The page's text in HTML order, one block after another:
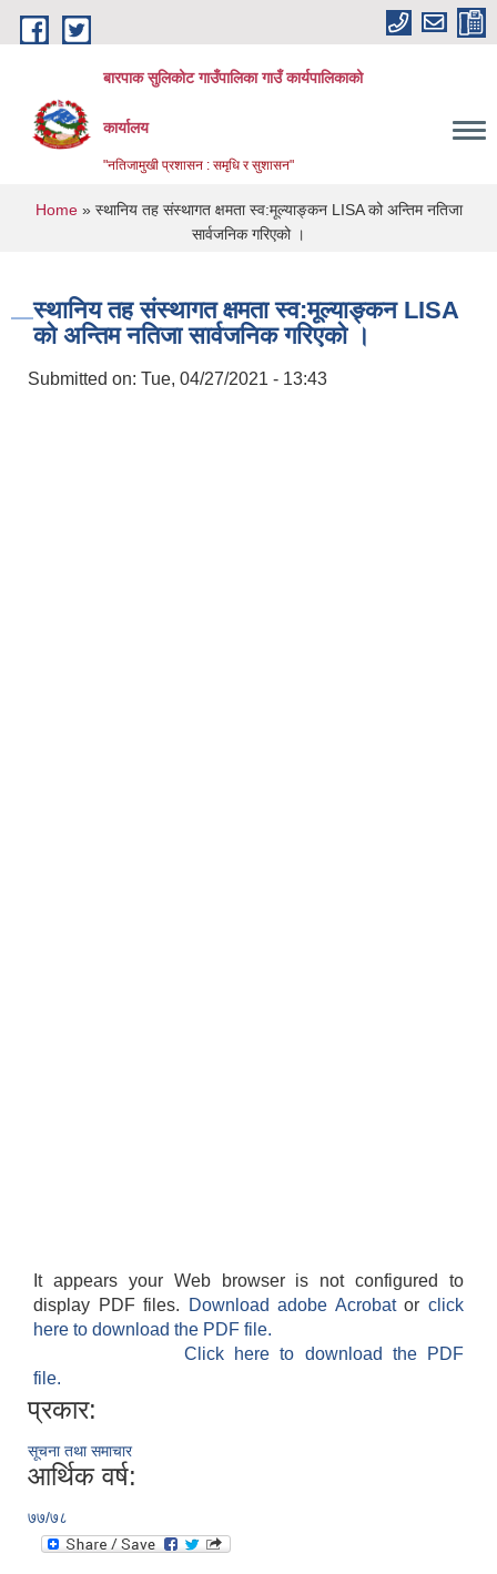
Skip to main content
बारपाक सुलिकोट गाउँपालिका गाउँ कार्यपालिकाको
कार्यालय
"नतिजामुखी प्रशासन : समृधि र सुशासन"
You are here
Home» स्थानिय तह संस्थागत क्षमता स्व:मूल्याङ्कन LISA को अन्तिम नतिजा
सार्वजनिक गरिएको ।
स्थानिय तह संस्थागत क्षमता स्व:मूल्याङ्कन LISA
को अन्तिम नतिजा सार्वजनिक गरिएको ।
Submitted on: Tue, 04/27/2021 - 13:43
It appears your Web browser is not configured to
display PDF files.
Download adobe Acrobatorclick
here to download the PDF file.
Click here to download the PDF
file.
प्रकार:
सूचना तथा समाचार
आर्थिक वर्ष:
७७/७८